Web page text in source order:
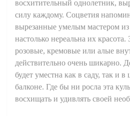
восхитительный однолетник,
силу каждому. Соцветия
вырезанные умелым мастером
настолько нереальна их
розовые, кремовые или алые
действительно очень шикарно.
будет уместна как в саду, так и
балконе. Где бы ни росла эта
восхищать и удивлять своей